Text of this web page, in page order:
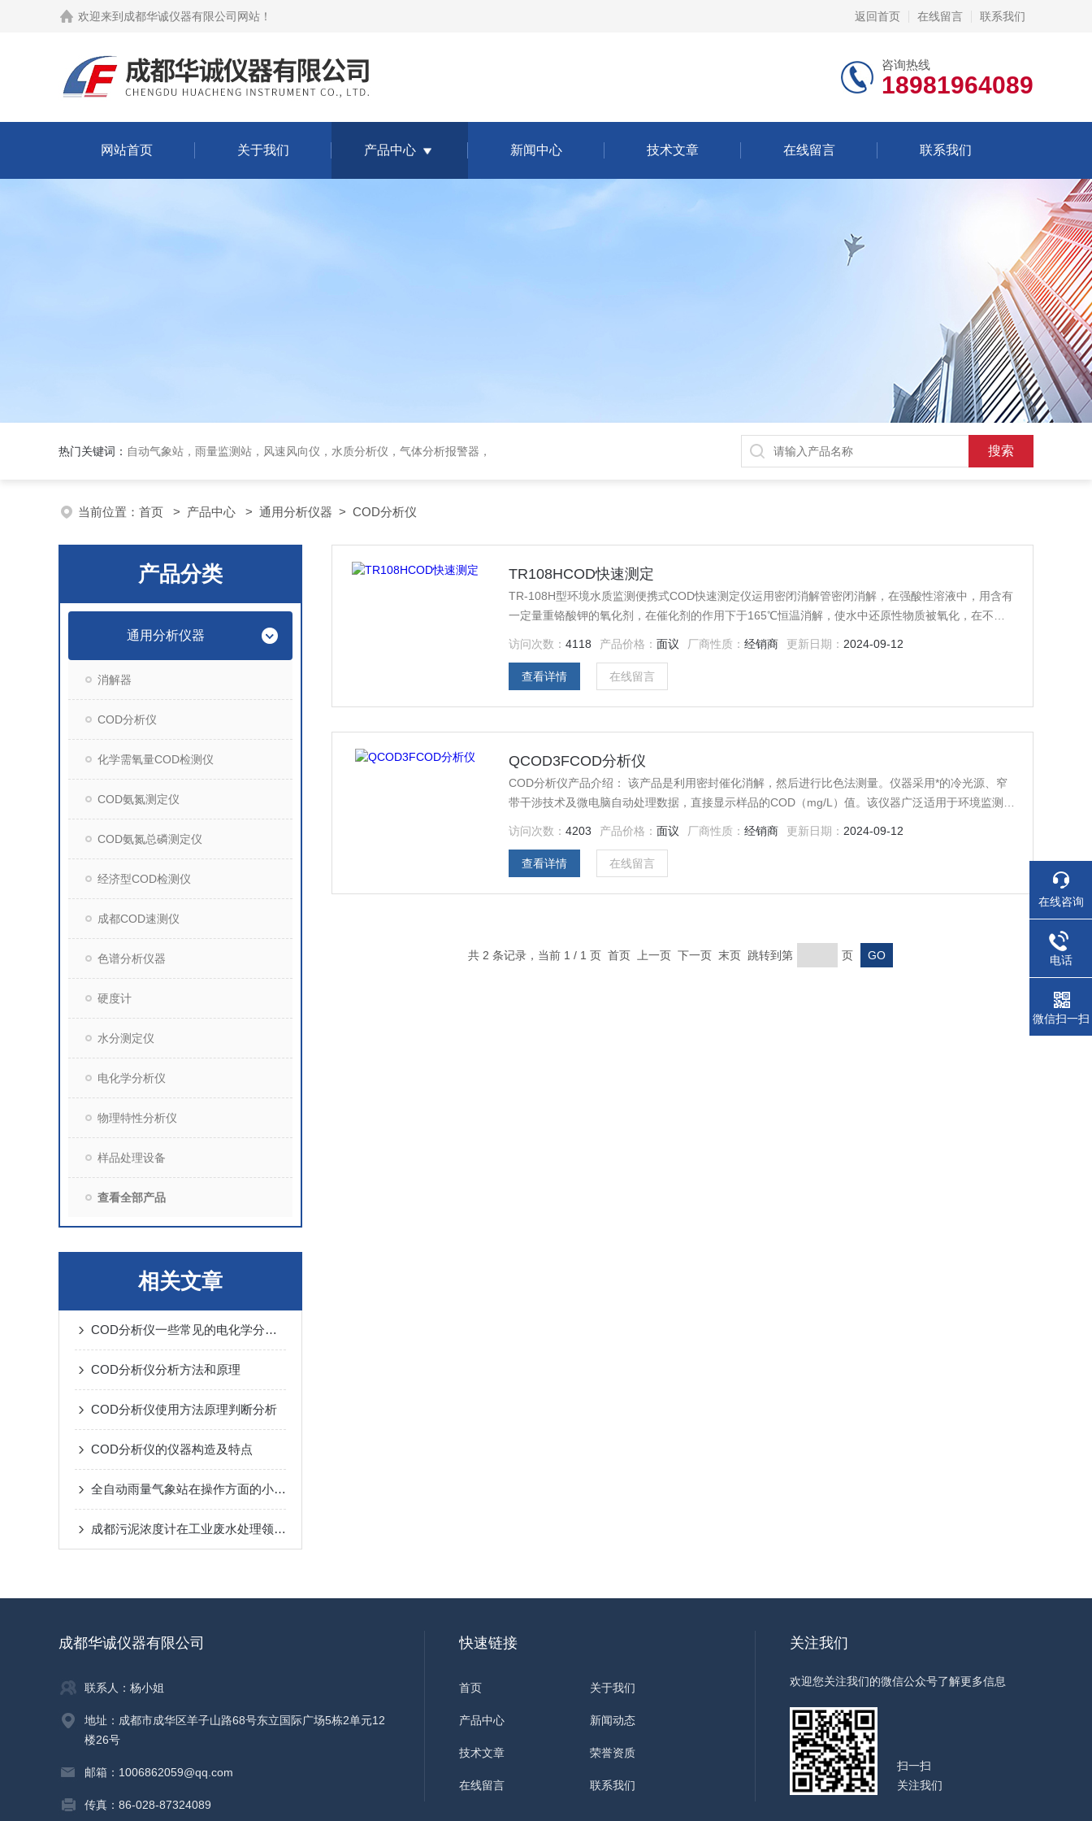
欢迎来到 成都华诚仪器有限公司网站 ！ 返回首页 在线留言 联系我们
咨询热线
18981964089
网站首页 关于我们 产品中心 新闻中心 技术文章 在线留言 联系我们
热门关键词： 自动气象站，雨量监测站，风速风向仪，水质分析仪，气体分析报警器，
当前位置： 首页 > 产品中心 > 通用分析仪器 > COD分析仪
产品分类
通用分析仪器
消解器
COD分析仪
化学需氧量COD检测仪
COD氨氮测定仪
COD氨氮总磷测定仪
经济型COD检测仪
成都COD速测仪
色谱分析仪器
硬度计
水分测定仪
电化学分析仪
物理特性分析仪
样品处理设备
查看全部产品
相关文章
COD分析仪一些常见的电化学分析的方法和原理
COD分析仪分析方法和原理
COD分析仪使用方法原理判断分析
COD分析仪的仪器构造及特点
全自动雨量气象站在操作方面的小技巧
成都污泥浓度计在工业废水处理领域中的作用
TR108HCOD快速测定
TR-108H型环境水质监测便携式COD快速测定仪运用密闭消解管密闭消解，在强酸性溶液中，用含有
一定量重铬酸钾的氧化剂，在催化剂的作用下于165℃恒温消解，使水中还原性物质被氧化，在不同
访问次数：4118 产品价格：面议 厂商性质：经销商 更新日期： 2024-09-12
查看详情 在线留言
QCOD3FCOD分析仪
COD分析仪产品介绍： 该产品是利用密封催化消解，然后进行比色法测量。仪器采用*的冷光源、窄
带干涉技术及微电脑自动处理数据，直接显示样品的COD（mg/L）值。该仪器广泛适用于环境监测、
访问次数：4203 产品价格：面议 厂商性质：经销商 更新日期： 2024-09-12
查看详情 在线留言
共 2 条记录，当前 1 / 1 页 首页 上一页 下一页 末页 跳转到第 页
成都华诚仪器有限公司
联系人：杨小姐
地址：成都市成华区羊子山路68号东立国际广场5栋2单元12
楼26号
邮箱：1006862059@qq.com
传真：86-028-87324089
快速链接
首页 关于我们
产品中心 新闻动态
技术文章 荣誉资质
在线留言 联系我们
关注我们
欢迎您关注我们的微信公众号了解更多信息
扫一扫
关注我们
在线咨询
电话
微信扫一扫